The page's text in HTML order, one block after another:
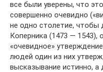
все были уверены, что
совершенно очевидно
не одно столетие, чтобы
Коперника (1473 —
«очевидное»
людей один из них
высказывание истинно, а